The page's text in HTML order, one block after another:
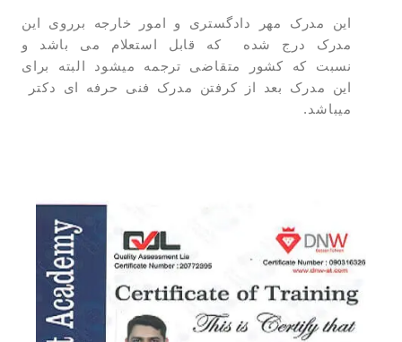
این مدرک مهر دادگستری و امور خارجه برروی این
مدرک درج شده که قابل استعلام می باشد و
نسبت که کشور متقاضی ترجمه میشود البته برای
این مدرک بعد از کرفتن مدرک فنی حرفه ای دکتر
میباشد.